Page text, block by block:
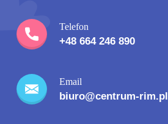
Telefon
+48 664 246 890
Email
biuro@centrum-rim.pl